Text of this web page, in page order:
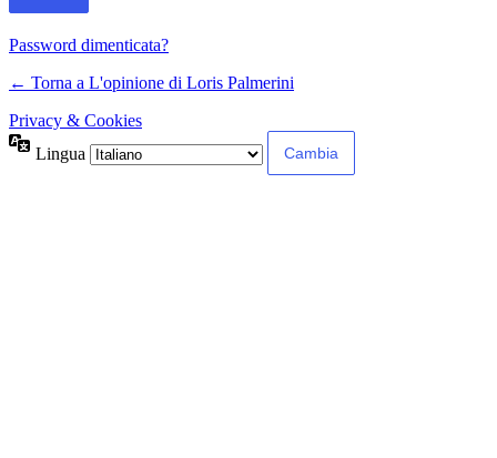
Password dimenticata?
← Torna a L'opinione di Loris Palmerini
Privacy & Cookies
Lingua